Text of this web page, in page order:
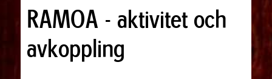
RAMOA - aktivitet och
avkoppling